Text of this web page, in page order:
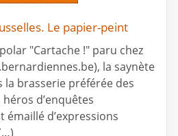
Le papier-peint
"Cartache !" paru chez
la saynète
la brasserie préférée des
d’enquêtes
émaillé d’expressions